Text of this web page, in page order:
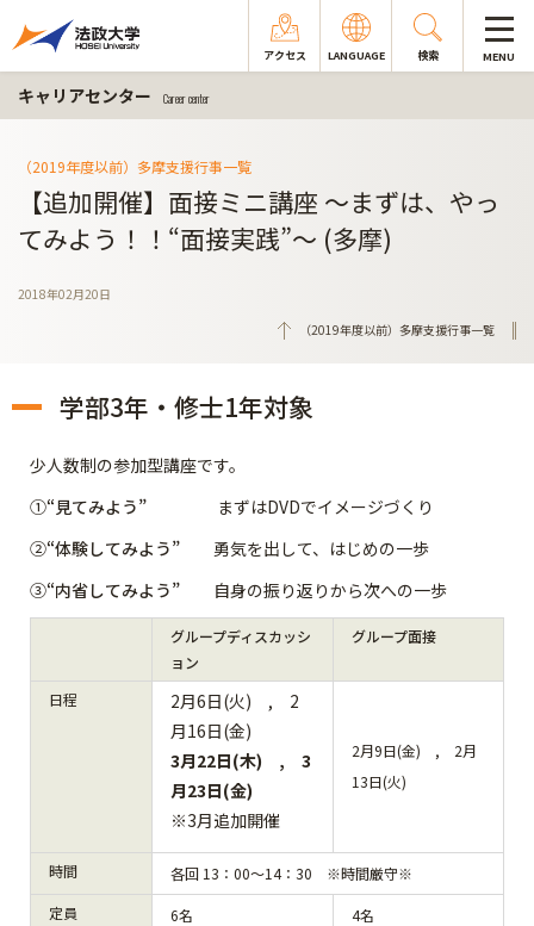
アクセス LANGUAGE 検索 MENU
キャリアセンター Career center
（2019年度以前）多摩支援行事一覧
【追加開催】面接ミニ講座 ～まずは、やっ
てみよう！！“面接実践”～ (多摩)
2018年02月20日
（2019年度以前）多摩支援行事一覧
学部3年・修士1年対象
少人数制の参加型講座です。
①“見てみよう” まずはDVDでイメージづくり
②“体験してみよう”
勇気を出して、はじめの一歩
③“内省してみよう” 自身の振り返りから次への一歩
グループディスカッシ
ョン
グループ面接
日程
2月6日(火) , 2
月16日(金)
3月22日(木) , 3
月23日(金)
※3月追加開催
2月9日(金) , 2月
13日(火)
時間
各回 13：00～14：30 ※時間厳守※
定員
6名
4名